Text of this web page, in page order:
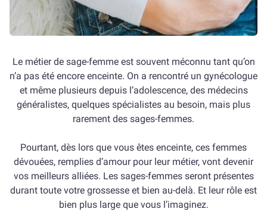
Le métier de sage-femme est souvent méconnu tant qu’on
n’a pas été encore enceinte. On a rencontré un gynécologue
et même plusieurs depuis l’adolescence, des médecins
généralistes, quelques spécialistes au besoin, mais plus
rarement des sages-femmes.
Pourtant, dès lors que vous êtes enceinte, ces femmes
dévouées, remplies d’amour pour leur métier, vont devenir
vos meilleurs alliées. Les sages-femmes seront présentes
durant toute votre grossesse et bien au-delà. Et leur rôle est
bien plus large que vous l’imaginez.